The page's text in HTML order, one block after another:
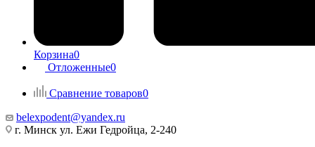
Корзина0
Отложенные0
Сравнение товаров0
belexpodent@yandex.ru
г. Минск ул. Ежи Гедройца, 2-240